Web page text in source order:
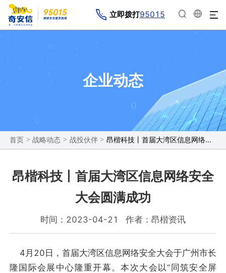
立即拨打95015
企业动态
首页 > 战略动态 > 战投伙伴 > 昂楷科技丨首届大湾区信息网络安全大会圆满成功
昂楷科技丨首届大湾区信息网络安全
大会圆满成功
时间：2023-04-21 作者：昂楷资讯
4月20日，首届大湾区信息网络安全大会于广州市长
隆国际会展中心隆重开幕。本次大会以“同筑安全屏